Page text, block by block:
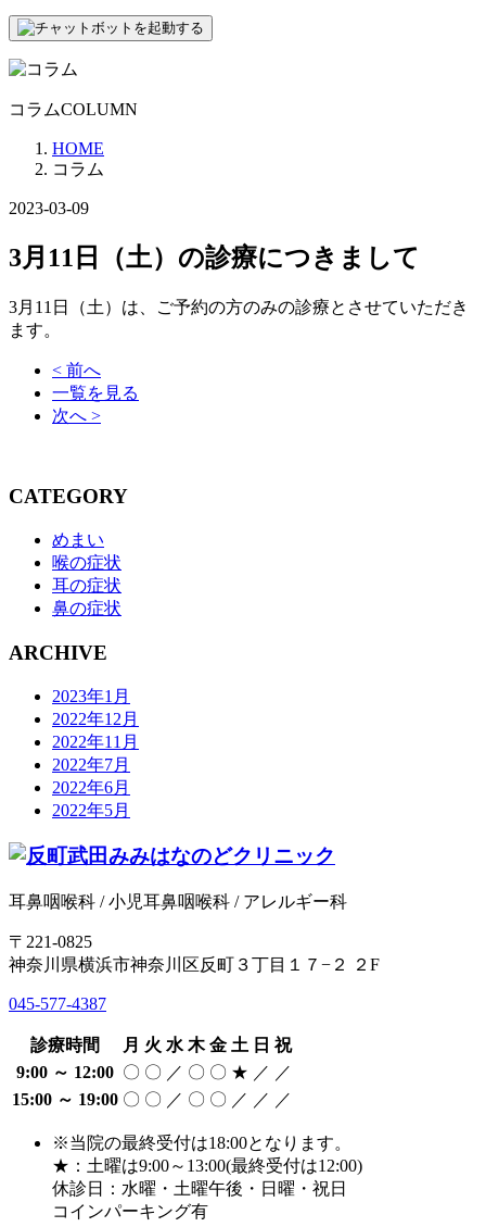
コラムCOLUMN
HOME
コラム
2023-03-09
3月11日（土）の診療につきまして
3月11日（土）は、ご予約の方のみの診療とさせていただき
ます。
< 前へ
一覧を見る
次へ >
CATEGORY
めまい
喉の症状
耳の症状
鼻の症状
ARCHIVE
2023年1月
2022年12月
2022年11月
2022年7月
2022年6月
2022年5月
耳鼻咽喉科 / 小児耳鼻咽喉科 / アレルギー科
〒221-0825
神奈川県横浜市神奈川区反町３丁目１７−２ ２F
045-577-4387
診療時間 月 火 水 木 金 土 日 祝
9:00 ～ 12:00 〇 〇 ／ 〇 〇 ★ ／ ／
15:00 ～ 19:00 〇 〇 ／ 〇 〇 ／ ／ ／
※当院の最終受付は18:00となります。
★：土曜は9:00～13:00(最終受付は12:00)
休診日：水曜・土曜午後・日曜・祝日
コインパーキング有